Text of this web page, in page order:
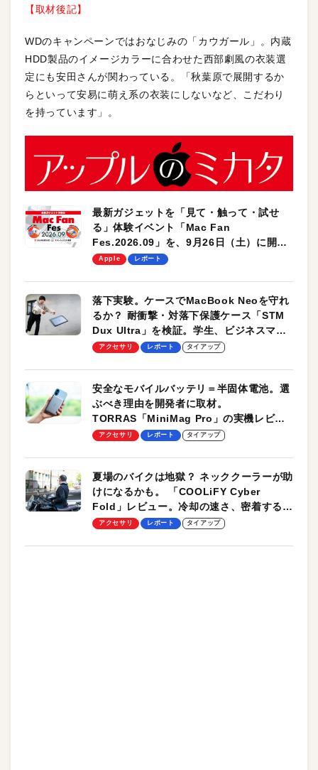
【取材後記】
WDのキャンペーンではおなじみの「カウガール」。内蔵
HDD製品のイメージカラーに合わせた西部劇風の衣装選
定にも安田さんが関わっている。「秋葉原で展開するか
らといって安易に萌え系の衣装にしないなど、こだわり
を持っています」。
最新ガジェットを「見て・触って・試せ
る」体験イベント「Mac Fan
Fes.2026.09」を、9月26日（土）に開催
します！
Apple レポート
落下実験。ケースでMacBook Neoを守れ
るか？ 耐衝撃・対落下保護ケース「STM
Dux Ultra」を検証。学生、ビジネスマン
のモバイルユースに最適！
アクセサリ レポート タイアップ
安全なモバイルバッテリ＝半固体電池。選
ぶべき理由を開発者に取材。
TORRAS「MiniMag Pro」の実機レビュ
ーも
アクセサリ レポート タイアップ
夏場のバイクは地獄？ ネッククーラーが助
けになるかも。 「COOLiFY Cyber
Fold」レビュー。冷却の速さ、密着する冷
却プレート、シンプルな操作性がグッド！
アクセサリ レポート タイアップ